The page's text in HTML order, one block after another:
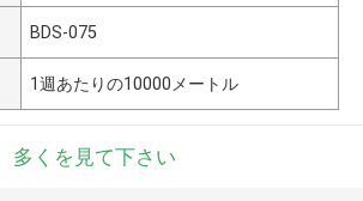
BDS-075
1週あたりの10000メートル
多くを見て下さい